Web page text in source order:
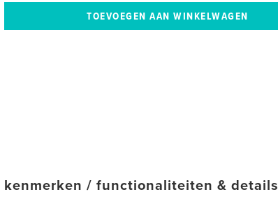
kenmerken / functionaliteiten & details